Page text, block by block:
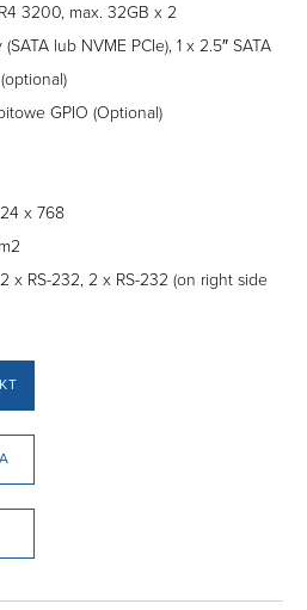
3200, max. 32GB x 2
lub NVME PCIe), 1 x 2.5″ SATA
GPIO (Optional)
x 768
x RS-232, 2 x RS-232 (on right side